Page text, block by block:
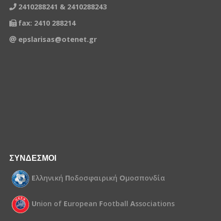
1206431 ΞΥΤΣΑΣ ΚΩΝΣΤΑΝΤΙΝΟΣ
2410288241 & 2410288243
fax: 2410 288214
epslarisas@otenet.gr
ΣΥΝΔΕΣΜΟΙ
Ελληνική Ποδοσφαιρική Ομοσπονδία
Union of European Football Associations